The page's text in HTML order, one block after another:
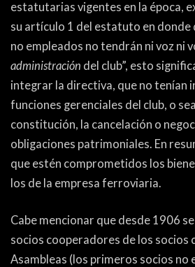
estatutarias vigentes en la época,
su artículo 1 del estatuto en donde
no empleados no tendrán ni voz ni
administración del club”, esto
integrar la directiva, que no tenían
funciones gerenciales del club, o
constitución, la cancelación o
obligaciones patrimoniales. En
que estén comprometidos los
los de la empresa ferroviaria.
Cabe mencionar que desde 1906
socios cooperadores de los socios
Asambleas (los primeros socios no